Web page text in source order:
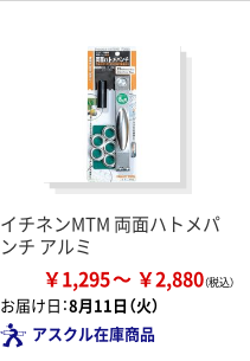
イチネンMTM 両面ハトメパ
ンチ アルミ
￥1,295 ￥2,880
お届け日：8月11日（火）
アスクル在庫商品